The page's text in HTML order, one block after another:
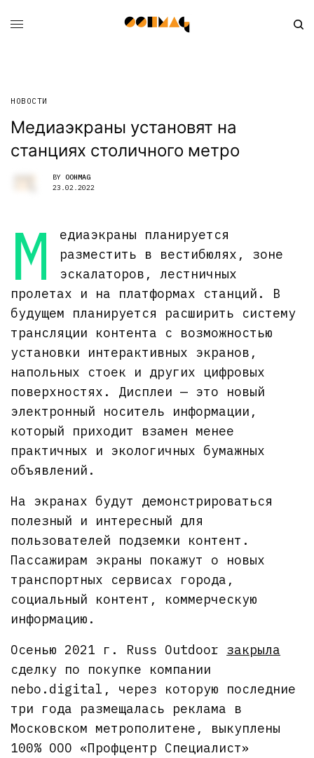
НОВОСТИ
Медиаэкраны установят на
станциях столичного метро
BY OOHMAG
23.02.2022
М
едиаэкраны планируется
разместить в вестибюлях, зоне
эскалаторов, лестничных
пролетах и на платформах станций. В
будущем планируется расширить систему
трансляции контента с возможностью
установки интерактивных экранов,
напольных стоек и других цифровых
поверхностях. Дисплеи — это новый
электронный носитель информации,
который приходит взамен менее
практичных и экологичных бумажных
объявлений.
На экранах будут демонстрироваться
полезный и интересный для
пользователей подземки контент.
Пассажирам экраны покажут о новых
транспортных сервисах города,
социальный контент, коммерческую
информацию.
Осенью 2021 г. Russ Outdoor закрыла
сделку по покупке компании
nebo.digital, через которую последние
три года размещалась реклама в
Московском метрополитене, выкуплены
100% ООО «Профцентр Специалист»